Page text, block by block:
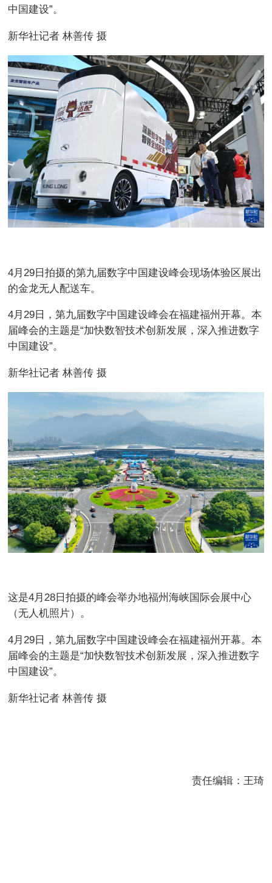
中国建设”。
新华社记者 林善传 摄
4月29日拍摄的第九届数字中国建设峰会现场体验区展出
的金龙无人配送车。
4月29日，第九届数字中国建设峰会在福建福州开幕。本
届峰会的主题是“加快数智技术创新发展，深入推进数字
中国建设”。
新华社记者 林善传 摄
这是4月28日拍摄的峰会举办地福州海峡国际会展中心
（无人机照片）。
4月29日，第九届数字中国建设峰会在福建福州开幕。本
届峰会的主题是“加快数智技术创新发展，深入推进数字
中国建设”。
新华社记者 林善传 摄
责任编辑：王琦